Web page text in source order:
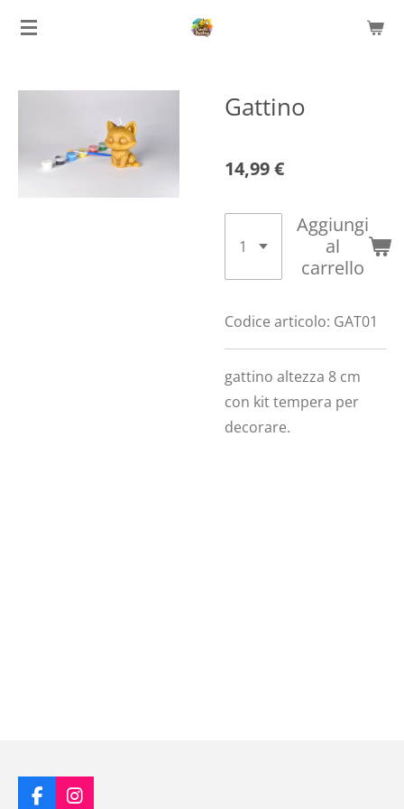
Vai
Gattino
14,99 €
Aggiungi
al
carrello
Codice articolo: GAT01
gattino altezza 8 cm
con kit tempera per
decorare.
F I